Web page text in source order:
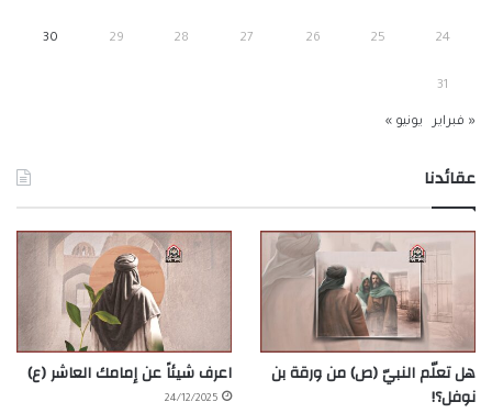
24
25
26
27
28
29
30
31
« فبراير يونيو »
عقائدنا
هل تعلّم النبيّ (ص) من ورقة بن
نوفل؟!
اعرف شيئاً عن إمامك العاشر (ع)
24/12/2025